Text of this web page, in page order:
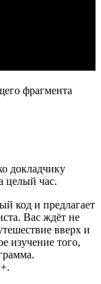
фрагмента
докладчику
целый час.
код и предлагает
Вас ждёт не
вверх и
изучение того,